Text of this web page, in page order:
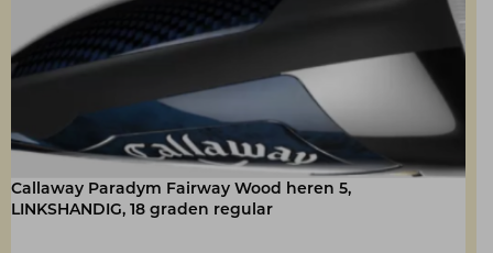
Callaway Paradym Fairway Wood heren 5,
LINKSHANDIG, 18 graden regular